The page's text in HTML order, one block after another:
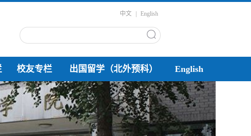
中文 English
校友专栏 出国留学（北外预科） English